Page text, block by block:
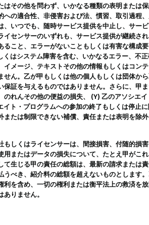
はその他を問わず、いかなる種類の表明または
への適合性、非侵害および法、慣習、取引過程
、いつでも、随時サービス提供を中止し、サー
イセンサーのいずれも、サービス提供が継続さ
ること、エラーがないこともしくは有害な構成
くはシステム障害を含む、いかなるエラー、不
イメージ、テキストその他の情報もしくはコン
せん。乙が甲もしくは他の個人もしくは団体か
保証を与えるものではありません。さらに、甲
のれんその他の便益の損失、 (Y) 乙のアソシエ
イト・プログラムへの参加の終了もしくは停止
または制限できない補償、責任または表明を除
もしくはライセンサーは、間接損害、付随的損
用またはデータの損失について、たとえ甲がこ
て生じる甲の責任の総額は、最新の請求または
うべき、紹介料の総額を超えないものとします
利を含め、一切の権利または衡平法上の救済を
りません。